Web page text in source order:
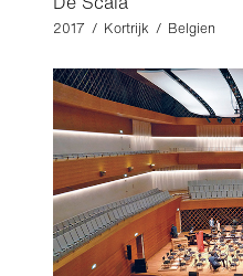
2017 / Kortrijk / Belgien